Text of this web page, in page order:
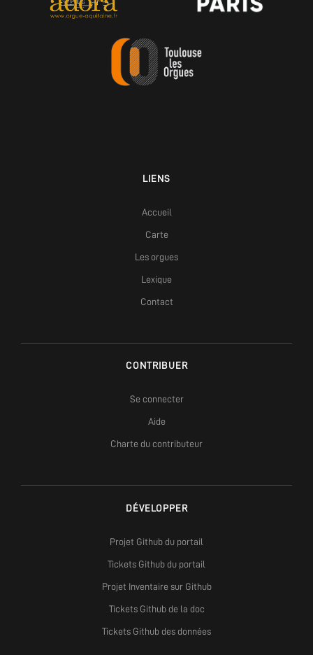
LIENS
Accueil
Carte
Les orgues
Lexique
Contact
CONTRIBUER
Se connecter
Aide
Charte du contributeur
DÉVELOPPER
Projet Github du portail
Tickets Github du portail
Projet Inventaire sur Github
Tickets Github de la doc
Tickets Github des données